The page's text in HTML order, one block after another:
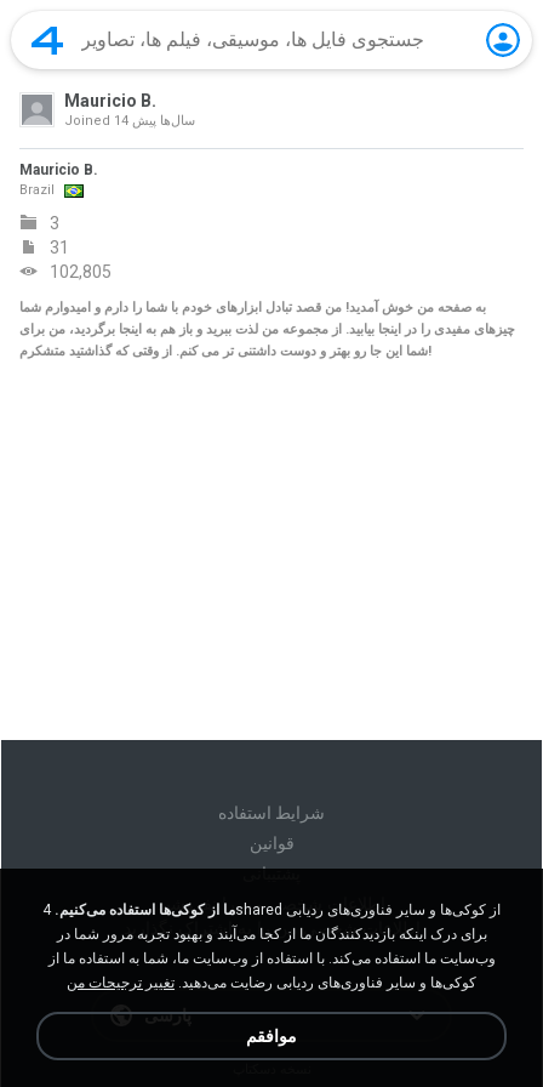
Mauricio B.
Joined 14 سال‌ها پیش
Mauricio B.
Brazil
3
31
102,805
به صفحه من خوش آمدید! من قصد تبادل ابزارهای خودم با شما را دارم و امیدوارم شما
چیزهای مفیدی را در اینجا بیابید. از مجموعه من لذت ببرید و باز هم به اینجا برگردید، من برای
شما این جا رو بهتر و دوست داشتنی تر می کنم. از وقتی که گذاشتید متشکرم!
شرايط استفاده
قوانين
پشتیبانی
اطلاعات شخصی من را نفروشید
اطلاعات شخصی من را به اشتراک نگذارید
پارسی
ما از کوکی‌ها استفاده می‌کنیم. 4shared از کوکی‌ها و سایر فناوری‌های ردیابی
برای درک اینکه بازدیدکنندگان ما از کجا می‌آیند و بهبود تجربه مرور شما در
وب‌سایت ما استفاده می‌کند. با استفاده از وب‌سایت ما، شما به استفاده ما از
کوکی‌ها و سایر فناوری‌های ردیابی رضایت می‌دهید. تغییر ترجیحات من
موافقم